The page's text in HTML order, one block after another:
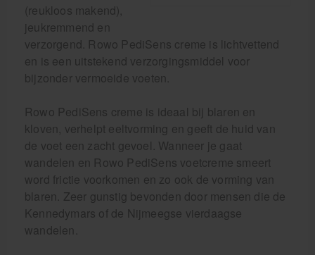
(reukloos makend),
jeukremmend en
verzorgend. Rowo PediSens creme is lichtvettend
en is een uitstekend verzorgingsmiddel voor
bijzonder vermoeide voeten.
Rowo PediSens creme is ideaal bij blaren en
kloven, verhelpt eeltvorming en geeft de huid van
de voet een zacht gevoel. Wanneer je gaat
wandelen en Rowo PediSens voetcreme smeert
word frictie voorkomen en zo ook de vorming van
blaren. Zeer gunstig bevonden door mensen die de
Kennedymars of de Nijmeegse vierdaagse
wandelen.